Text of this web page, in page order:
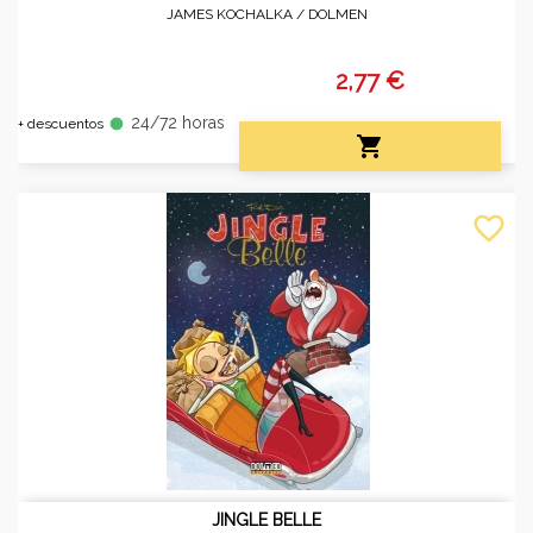
JAMES KOCHALKA / DOLMEN
+ descuentos fiber_manual_record 24/72 horas
2,77 €

JINGLE BELLE
favorite_border